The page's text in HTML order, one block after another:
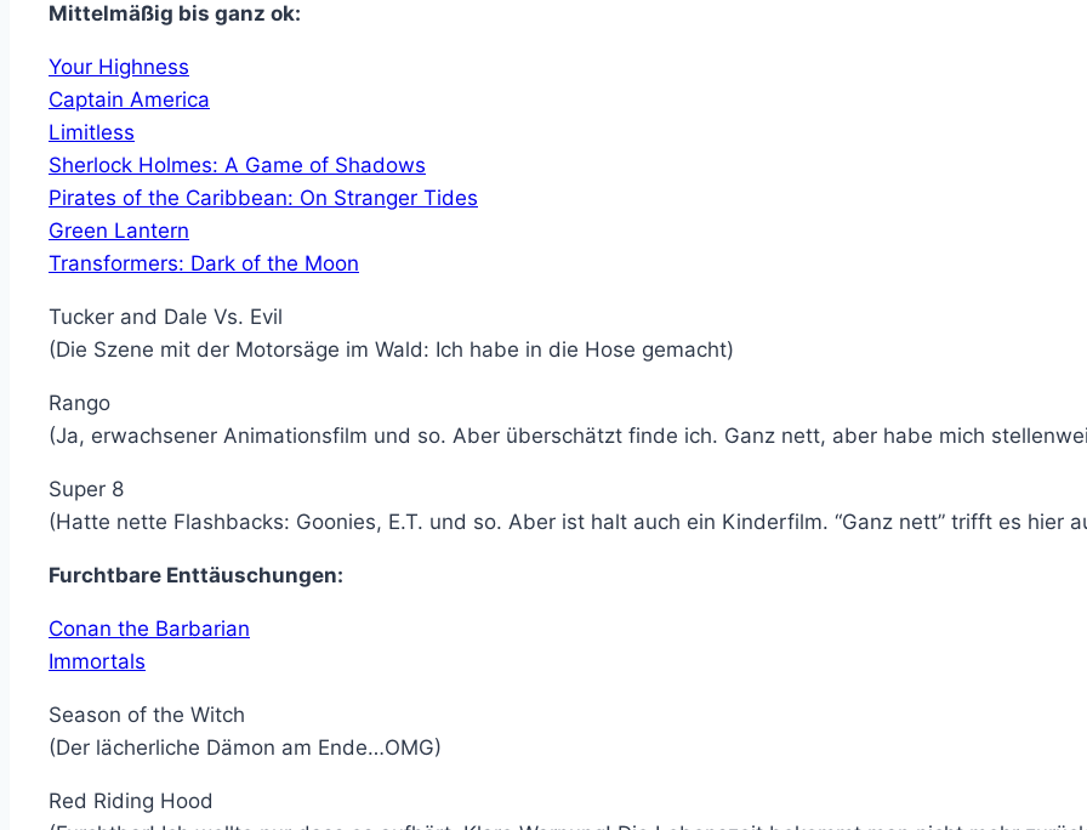
Mittelmäßig bis ganz ok:
Your Highness
Captain America
Limitless
Sherlock Holmes: A Game of Shadows
Pirates of the Caribbean: On Stranger Tides
Green Lantern
Transformers: Dark of the Moon
Tucker and Dale Vs. Evil
(Die Szene mit der Motorsäge im Wald: Ich habe in die Hose gemacht)
Rango
(Ja, erwachsener Animationsfilm und so. Aber überschätzt finde ich. Ganz nett, aber habe mich
Super 8
(Hatte nette Flashbacks: Goonies, E.T. und so. Aber ist halt auch ein Kinderfilm. “Ganz nett” trifft es hier
Furchtbare Enttäuschungen:
Conan the Barbarian
Immortals
Season of the Witch
(Der lächerliche Dämon am Ende…OMG)
Red Riding Hood